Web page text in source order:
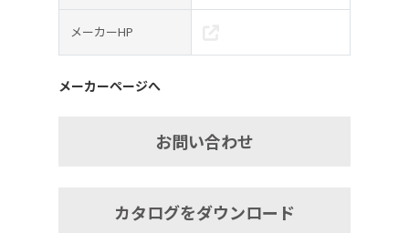
メーカーHP
メーカーページへ
お問い合わせ
カタログをダウンロード